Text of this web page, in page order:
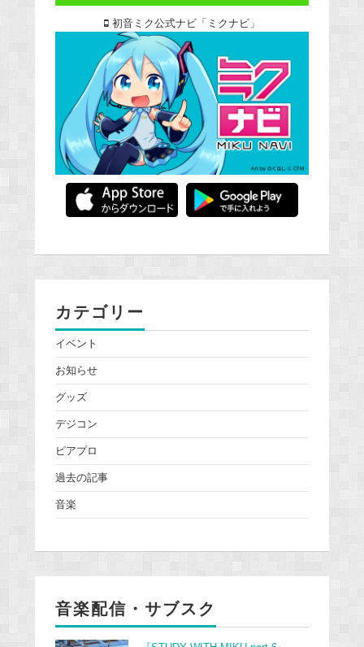
初音ミク公式ナビ「ミクナビ」
カテゴリー
イベント
お知らせ
グッズ
デジコン
ピアプロ
過去の記事
音楽
音楽配信・サブスク